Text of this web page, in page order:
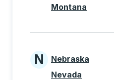
Montana
States
N
Nebraska
Nevada